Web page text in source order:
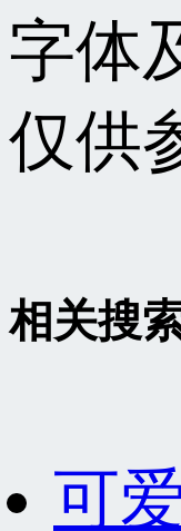
字体
仅供
相关搜
可